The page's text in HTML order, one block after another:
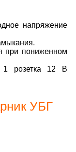
напряжение
при пониженном
розетка 12 В
УБГ